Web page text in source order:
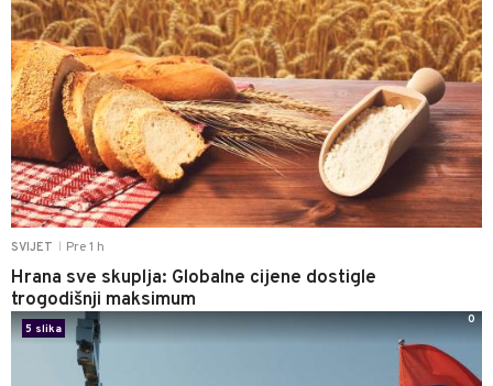
SVIJET Pre 1 h
Hrana sve skuplja: Globalne cijene dostigle
trogodišnji maksimum
5 slika
0